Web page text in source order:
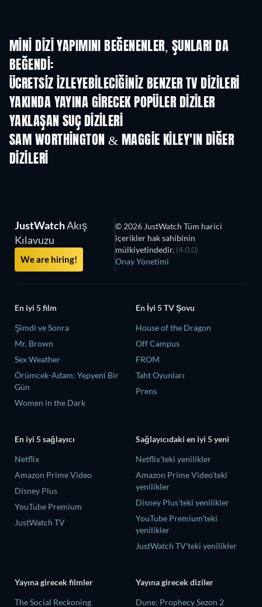
MINI DIZI YAPIMINI BEĞENENLER, ŞUNLARI DA
BEĞENDI:
ÜCRETSIZ IZLEYEBILECIĞINIZ BENZER TV DIZILERI
TV TV
YAKINDA YAYINA GIRECEK POPÜLER DIZILER
TV TV
YAKLAŞAN SUÇ DIZILERI
Sezon 2
SAM WORTHINGTON & MAGGIE KILEY'IN DIĞER
DIZILERI
JustWatchAkış
Kılavuzu
We are hiring!
© 2026 JustWatch Tüm harici
içerikler hak sahibinin
mülkiyetindedir. (4.0.0)
Onay Yönetimi
En iyi 5 film
Şimdi ve Sonra
Mr. Brown
Sex Weather
Örümcek-Adam: Yepyeni Bir
Gün
Women in the Dark
En İyi 5 TV Şovu
House of the Dragon
Off Campus
FROM
Taht Oyunları
Prens
En iyi 5 sağlayıcı
Netflix
Amazon Prime Video
Disney Plus
YouTube Premium
JustWatch TV
Sağlayıcıdaki en iyi 5 yeni
Netflix'teki yenilikler
Amazon Prime Video'teki
yenilikler
Disney Plus'teki yenilikler
YouTube Premium'teki
yenilikler
JustWatch TV'teki yenilikler
Yayına girecek filmler
The Social Reckoning
Yayına girecek diziler
Dune: Prophecy Sezon 2